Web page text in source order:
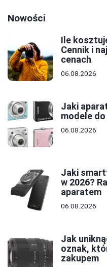
Nowości
Ile
Cennik i
cenach
06.08.2026
Jaki
modele
06.08.2026
Jaki
w 2026?
aparatem
06.08.2026
Jak
oznak,
zakupem